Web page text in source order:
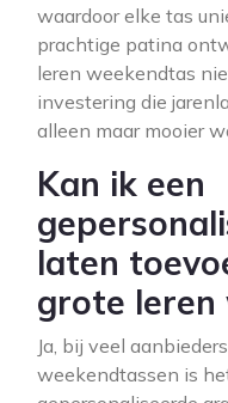
waardoor elke tas
prachtige patina
leren weekendtas
investering die
alleen maar mooier
Kan ik een
laten
grote leren
Ja, bij veel
weekendtassen is